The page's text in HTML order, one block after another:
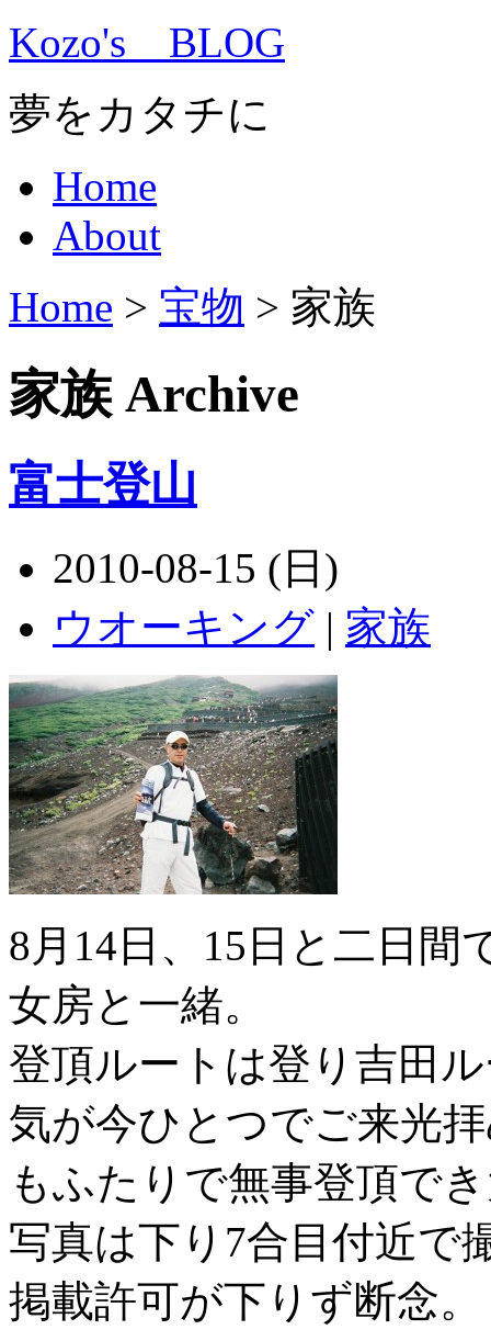
Kozo's BLOG
夢をカタチに
Home
About
Home > 宝物 > 家族
家族 Archive
富士登山
2010-08-15 (日)
ウオーキング | 家族
8月14日、15日と二日間
女房と一緒。
登頂ルートは登り吉田
気が今ひとつでご来光
もふたりで無事登頂で
写真は下り7合目付近で
掲載許可が下りず断念